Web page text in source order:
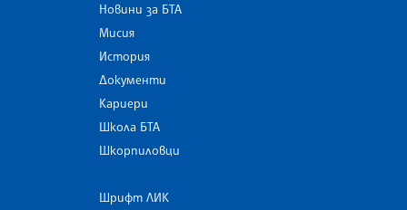
Новини за БТА
Мисия
История
Документи
Кариери
Школа БТА
Шкорпиловци
Шрифт ЛИК